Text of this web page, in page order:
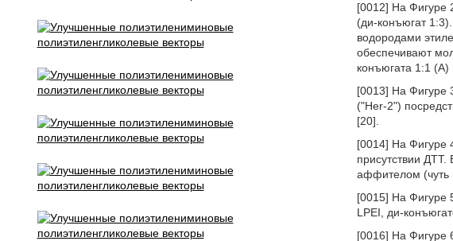
[0012] На Фигуре
(ди-конъюгат
водородами
обеспечивают
конъюгата 1:1 (А)
[0013] На Фигуре
("Her-2")
[20].
[0014] На Фигуре
присутствии
аффителом (чуть
[0015] На Фигуре
LPEI, ди-
[0016] На Фигуре